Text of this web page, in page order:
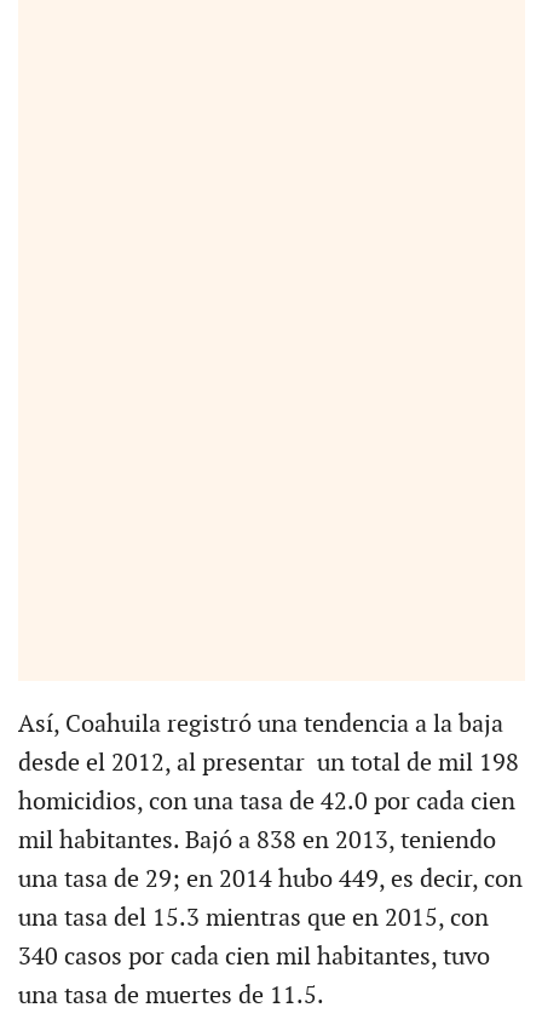
Así, Coahuila registró una tendencia a la baja
desde el 2012, al presentar un total de mil 198
homicidios, con una tasa de 42.0 por cada cien
mil habitantes. Bajó a 838 en 2013, teniendo
una tasa de 29; en 2014 hubo 449, es decir, con
una tasa del 15.3 mientras que en 2015, con
340 casos por cada cien mil habitantes, tuvo
una tasa de muertes de 11.5.